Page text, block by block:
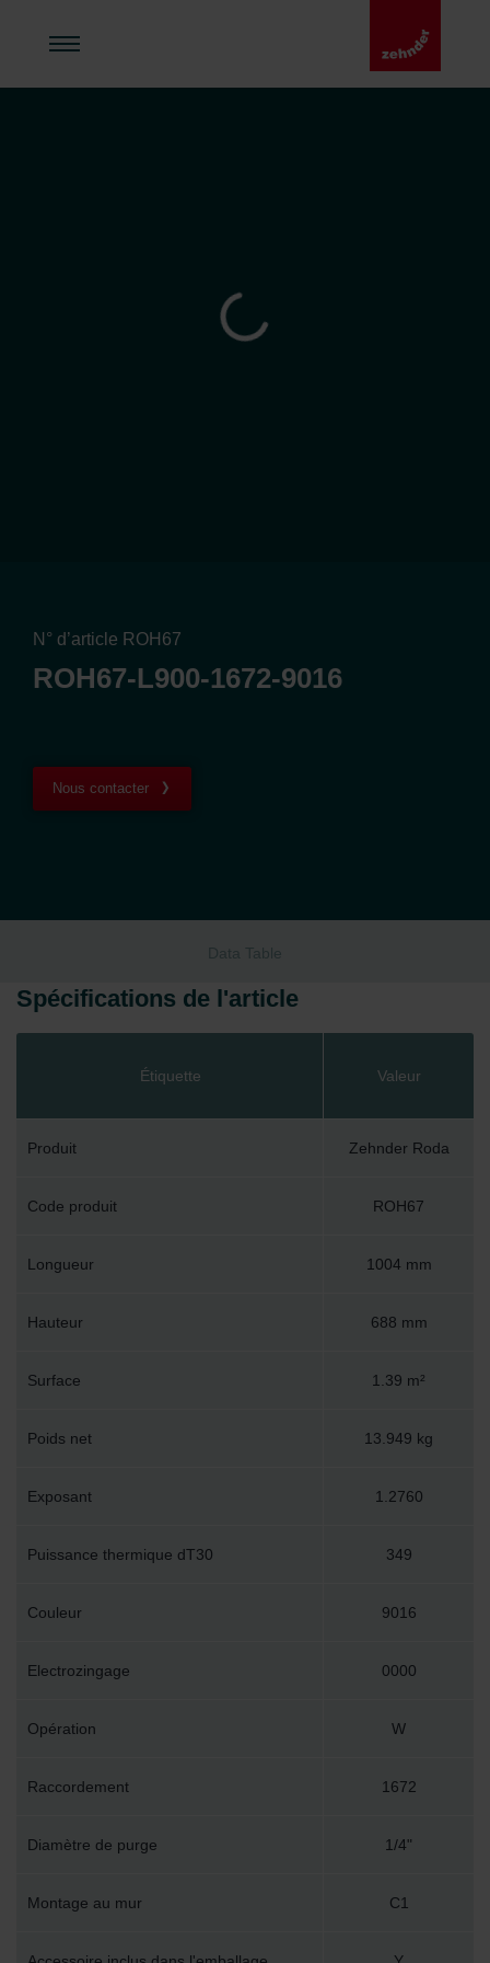
N° d’article ROH67
ROH67-L900-1672-9016
Nous contacter
Data Table
Spécifications de l'article
Étiquette Valeur
Produit Zehnder Roda
Code produit ROH67
Longueur 1004 mm
Hauteur 688 mm
Surface 1.39 m²
Poids net 13.949 kg
Exposant 1.2760
Puissance thermique dT30 349
Couleur 9016
Electrozingage 0000
Opération W
Raccordement 1672
Diamètre de purge 1/4"
Montage au mur C1